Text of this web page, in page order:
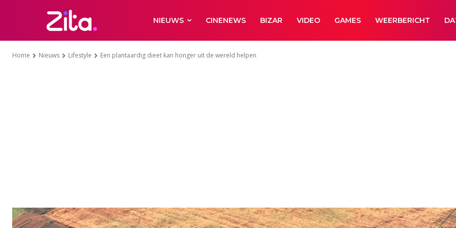
NIEUWS CINENEWS BIZAR VIDEO GAMES WEERBERICHT
Home Nieuws Lifestyle Een plantaardig dieet kan honger uit de wereld helpen